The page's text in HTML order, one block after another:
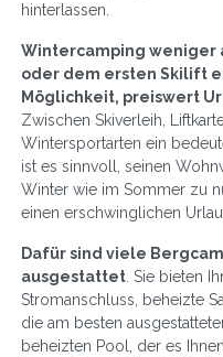
hinterlassen.
Wintercamping weniger
oder dem ersten Skilift
Möglichkeit, preiswert
Zwischen Skiverleih,
Wintersportarten ein
ist es sinnvoll, seinen
Winter wie im Sommer zu
einen erschwinglichen
Dafür sind viele
ausgestattet. Sie bieten
Stromanschluss, beheizte
die am besten
beheizten Pool, der es